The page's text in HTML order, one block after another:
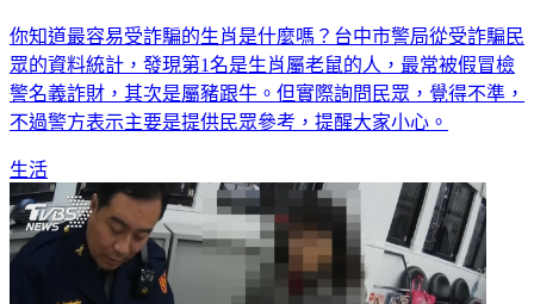
你知道最容易受詐騙的生肖是什麼嗎？台中市警局從受詐騙民
眾的資料統計，發現第1名是生肖屬老鼠的人，最常被假冒檢
警名義詐財，其次是屬豬跟牛。但實際詢問民眾，覺得不準，
不過警方表示主要是提供民眾參考，提醒大家小心。
生活